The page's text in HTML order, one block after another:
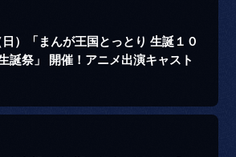
）「まんが王国とっとり 生誕１０
誕祭」 開催！アニメ出演キャスト